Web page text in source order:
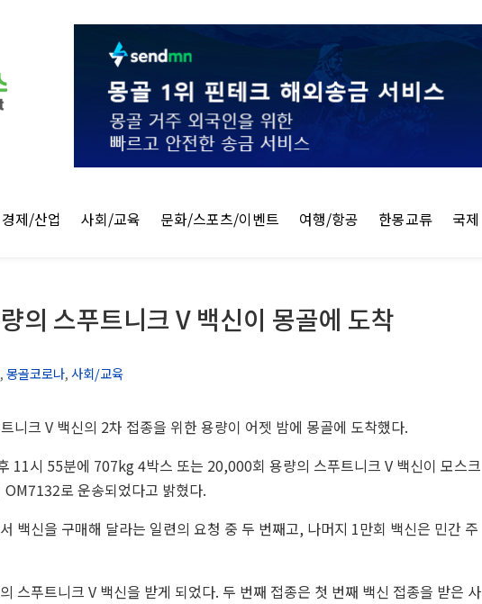
경제/산업 사회/교육 문화/스포츠/이벤트 여행/항공 한몽교류 국제
의 스푸트니크 V 백신이 몽골에 도착
,몽골코로나,사회/교육
니크 V 백신의 2차 접종을 위한 용량이 어젯 밤에 몽골에 도착했다.
11시 55분에 707kg 4박스 또는 20,000회 용량의 스푸트니크 V 백신이 모스크
로 운송되었다고 밝혔다.
백신을 구매해 달라는 일련의 요청 중 두 번째고, 나머지 1만회 백신은 민간 주
스푸트니크 V 백신을 받게 되었다. 두 번째 접종은 첫 번째 백신 접종을 받은 사